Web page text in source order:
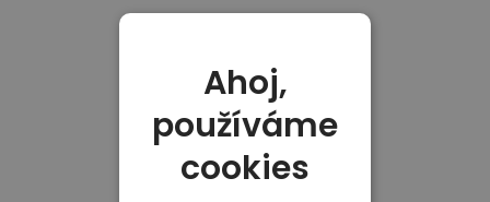
Ahoj,
používáme
cookies